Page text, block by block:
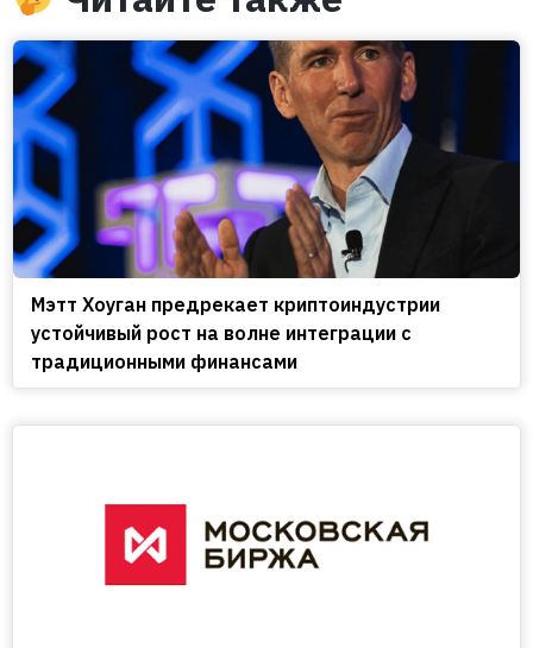
Мэтт Хоуган предрекает криптоиндустрии
устойчивый рост на волне интеграции с
традиционными финансами